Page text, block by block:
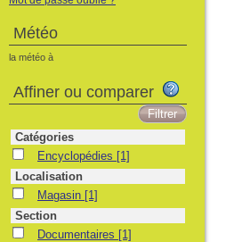
Météo
la météo à
Affiner ou comparer
Catégories
Encyclopédies [1]
Localisation
Magasin [1]
Section
Documentaires [1]